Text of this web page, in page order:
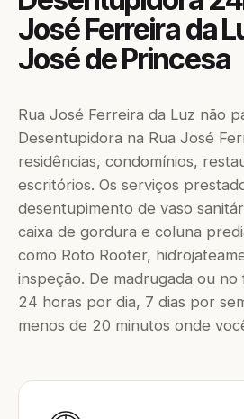
José Ferreira da
José de Princesa
Rua José Ferreira da Luz não
Desentupidora na Rua José
residências, condomínios,
escritórios. Os serviços
desentupimento de vaso
caixa de gordura e coluna
como Roto Rooter,
inspeção. De madrugada ou
24 horas por dia, 7 dias por
menos de 20 minutos onde